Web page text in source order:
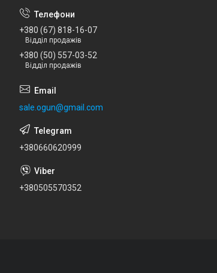
+380 (67) 818-16-07
Відділ продажів
+380 (50) 557-03-52
Відділ продажів
sale.ogun@gmail.com
+380660620999
+380505570352